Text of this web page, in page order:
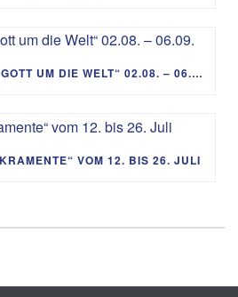
PREDIGTREIHE „MIT GOTT UM DIE WELT“ 02.08. – 06.09.
VOM 12. BIS 26. JULI